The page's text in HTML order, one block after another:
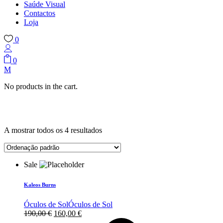
Saúde Visual
Contactos
Loja
0
0
No products in the cart.
A mostrar todos os 4 resultados
Sale
Kaleos Burns
Óculos de SolÓculos de Sol
190,00€ O
160,00 €O